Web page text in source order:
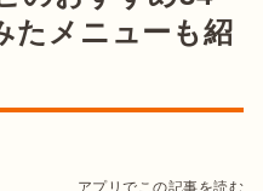
たメニューも紹
アプリでこの記事を読む